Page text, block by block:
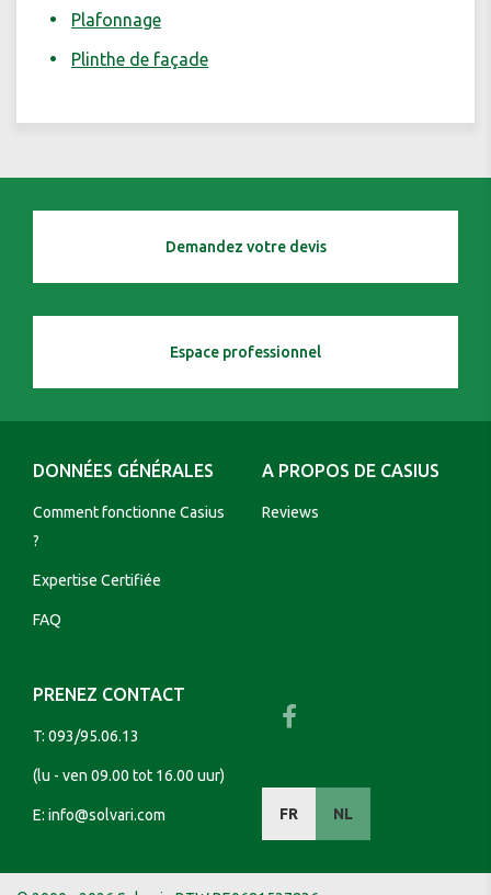
Plafonnage
Plinthe de façade
Demandez votre devis
Espace professionnel
DONNÉES GÉNÉRALES
Comment fonctionne Casius
?
Expertise Certifiée
FAQ
A PROPOS DE CASIUS
Reviews
PRENEZ CONTACT
T: 093/95.06.13
(lu - ven 09.00 tot 16.00 uur)
E: info@solvari.com FR NL